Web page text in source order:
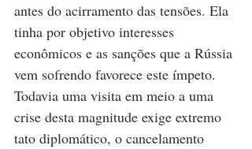
antes do acirramento das tensões. Ela
tinha por objetivo interesses
econômicos e as sanções que a Rússia
vem sofrendo favorece este ímpeto.
Todavia uma visita em meio a uma
crise desta magnitude exige extremo
tato diplomático, o cancelamento